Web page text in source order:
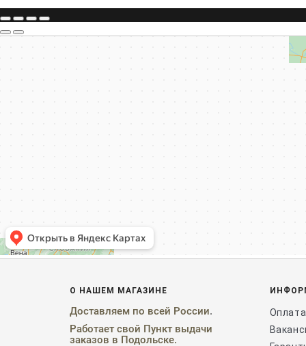
О НАШЕМ МАГАЗИНЕ
Доставляем по всей России.
Работает свой Пункт выдачи
заказов в Подольске.